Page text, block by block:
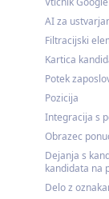
AI za
Filtracijski
Kartica
Potek
Pozicija
Integracija s
Obrazec
Dejanja s
kandidata na
Delo z